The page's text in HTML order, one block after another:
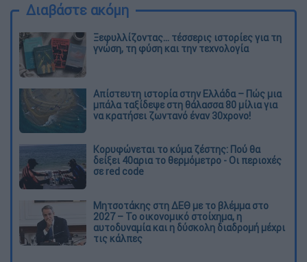
Διαβάστε ακόμη
Ξεφυλλίζοντας... τέσσερις ιστορίες για τη
γνώση, τη φύση και την τεχνολογία
Απίστευτη ιστορία στην Ελλάδα – Πώς μια
μπάλα ταξίδεψε στη θάλασσα 80 μίλια για
να κρατήσει ζωντανό έναν 30χρονο!
Κορυφώνεται το κύμα ζέστης: Πού θα
δείξει 40αρια το θερμόμετρο - Οι περιοχές
σε red code
Μητσοτάκης στη ΔΕΘ με το βλέμμα στο
2027 – Το οικονομικό στοίχημα, η
αυτοδυναμία και η δύσκολη διαδρομή μέχρι
τις κάλπες